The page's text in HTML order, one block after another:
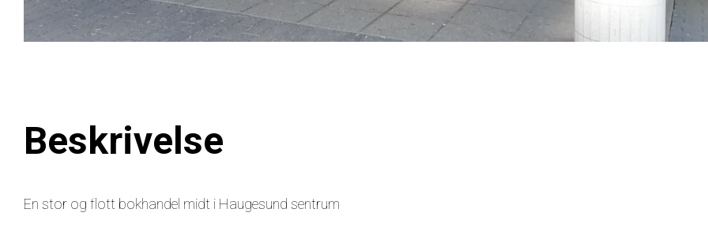
Beskrivelse
En stor og flott bokhandel midt i Haugesund sentrum